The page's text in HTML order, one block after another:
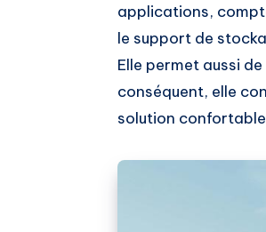
applications,
le support de
Elle permet aussi
conséquent, elle
solution